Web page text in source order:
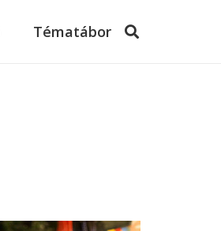
Tématábor